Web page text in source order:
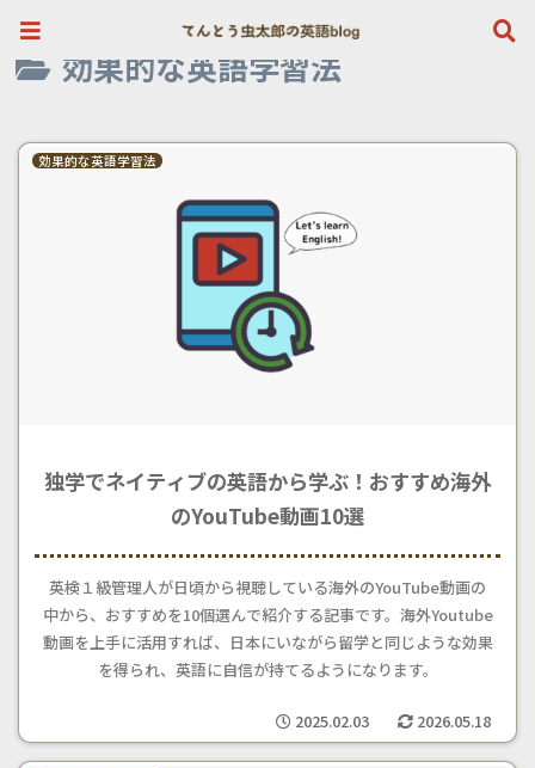
効果的な英語学習法
効果的な英語学習法
独学でネイティブの英語から学ぶ！おすすめ海外
のYouTube動画10選
英検１級管理人が日頃から視聴している海外のYouTube動画の
中から、おすすめを10個選んで紹介する記事です。海外Youtube
動画を上手に活用すれば、日本にいながら留学と同じような効果
を得られ、英語に自信が持てるようになります。
2025.02.03 2026.05.18